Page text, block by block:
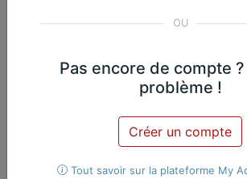
Je m'abonne
Nicolas Martin, Piano
Œuvres du même
compositeur​
Pas encore de compte
problème !
Créer un compte
Tout savoir sur la plateforme My